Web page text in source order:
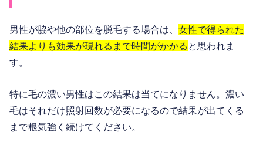
男性が脇や他の部位を脱毛する場合は、女性で得られた
結果よりも効果が現れるまで時間がかかる と思われま
す。
特に毛の濃い男性はこの結果は当てになりません。濃い
毛はそれだけ照射回数が必要になるので結果が出てくる
まで根気強く続けてください。